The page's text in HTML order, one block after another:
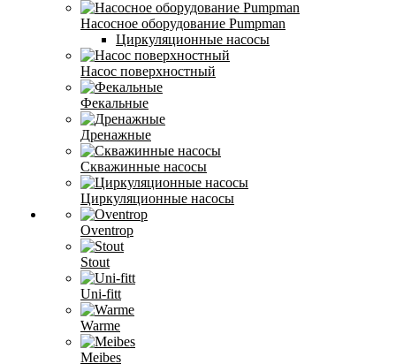
Насосное оборудование Pumpman
Циркуляционные насосы
Насос поверхностный
Фекальные
Дренажные
Скважинные насосы
Циркуляционные насосы
Oventrop
Stout
Uni-fitt
Warme
Meibes